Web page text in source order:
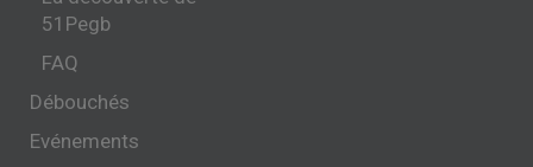
51Pegb
FAQ
Débouchés
Evénements